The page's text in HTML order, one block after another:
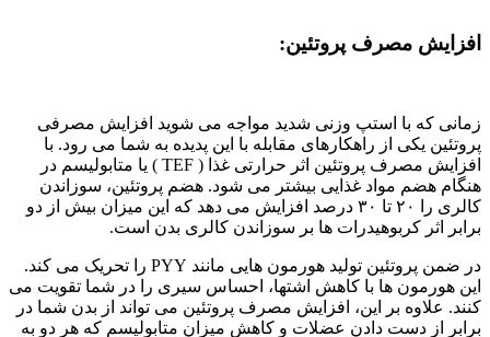
افزایش مصرف پروتئین:
زمانی که با استپ وزنی شدید مواجه می شوید افزایش مصرفی
پروتئین یکی از راهکارهای مقابله با این پدیده به شما می رود. با
افزایش مصرف پروتئین اثر حرارتی غذا ( TEF ) یا متابولیسم در
هنگام هضم مواد غذایی بیشتر می شود. هضم پروتئین، سوزاندن
کالری را ۲۰ تا ۳۰ درصد افزایش می دهد که این میزان بیش از دو
برابر اثر کربوهیدرات ها بر سوزاندن کالری بدن است.
در ضمن پروتئین تولید هورمون هایی مانند PYY را تحریک می کند.
این هورمون ها با کاهش اشتها، احساس سیری را در شما تقویت می
کنند. علاوه بر این، افزایش مصرف پروتئین می تواند از بدن شما در
برابر از دست دادن عضلات و کاهش میزان متابولیسم که هر دو به